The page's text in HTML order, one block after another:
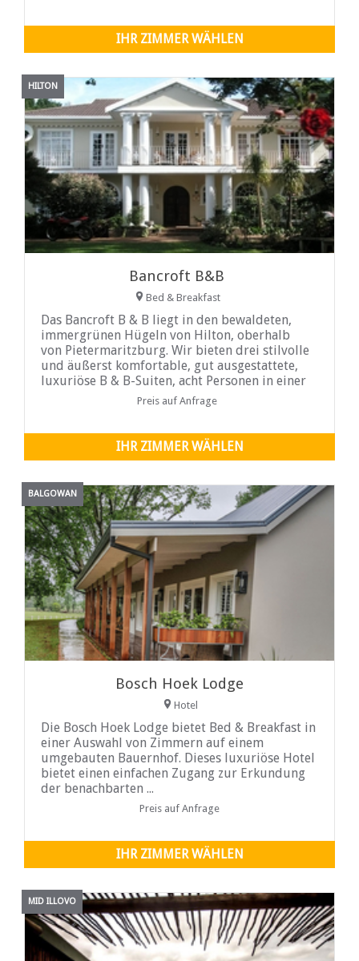
IHR ZIMMER WÄHLEN
HILTON
Bancroft B&B
Bed & Breakfast
Das Bancroft B & B liegt in den bewaldeten,
immergrünen Hügeln von Hilton, oberhalb
von Pietermaritzburg. Wir bieten drei stilvolle
und äußerst komfortable, gut ausgestattete,
luxuriöse B & B-Suiten, acht Personen in einer
gemütlichen Umgebung mit einem schönen
Preis auf Anfrage
IHR ZIMMER WÄHLEN
BALGOWAN
Bosch Hoek Lodge
Hotel
Die Bosch Hoek Lodge bietet Bed & Breakfast in
einer Auswahl von Zimmern auf einem
umgebauten Bauernhof. Dieses luxuriöse Hotel
bietet einen einfachen Zugang zur Erkundung
der benachbarten ...
Preis auf Anfrage
IHR ZIMMER WÄHLEN
MID ILLOVO